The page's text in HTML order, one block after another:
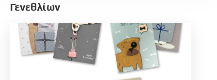
Γενεθλίων